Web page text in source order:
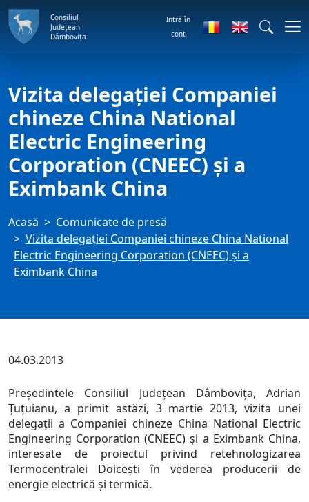
Consiliul
Județean
Dâmbovița
Intră în
cont
Vizita delegaţiei Companiei
chineze China National
Electric Engineering
Corporation (CNEEC) şi a
Eximbank China
Acasă
Comunicate de presă
Vizita delegaţiei Companiei chineze China National
Electric Engineering Corporation (CNEEC) şi a
Eximbank China
04.03.2013
Preşedintele Consiliul Judeţean Dâmboviţa, Adrian
Ţuţuianu, a primit astăzi, 3 martie 2013, vizita unei
delegaţii a Companiei chineze China National Electric
Engineering Corporation (CNEEC) şi a Eximbank China,
interesate de proiectul privind retehnologizarea
Termocentralei Doiceşti în vederea producerii de
energie electrică şi termică.